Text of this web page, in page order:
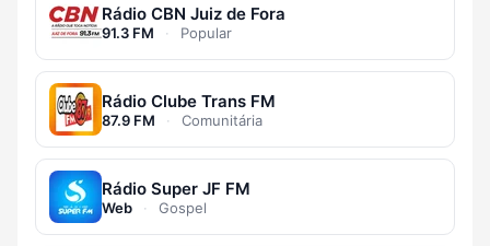
Rádio CBN Juiz de Fora
91.3 FM · Popular
Rádio Clube Trans FM
87.9 FM · Comunitária
Rádio Super JF FM
Web · Gospel